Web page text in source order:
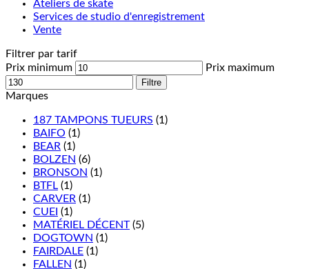
Ateliers de skate
Services de studio d'enregistrement
Vente
Filtrer par tarif
Prix minimum
Prix maximum
Filtre
Marques
187 TAMPONS TUEURS (1)
BAIFO (1)
BEAR (1)
BOLZEN (6)
BRONSON (1)
BTFL (1)
CARVER (1)
CUEI (1)
MATÉRIEL DÉCENT (5)
DOGTOWN (1)
FAIRDALE (1)
FALLEN (1)